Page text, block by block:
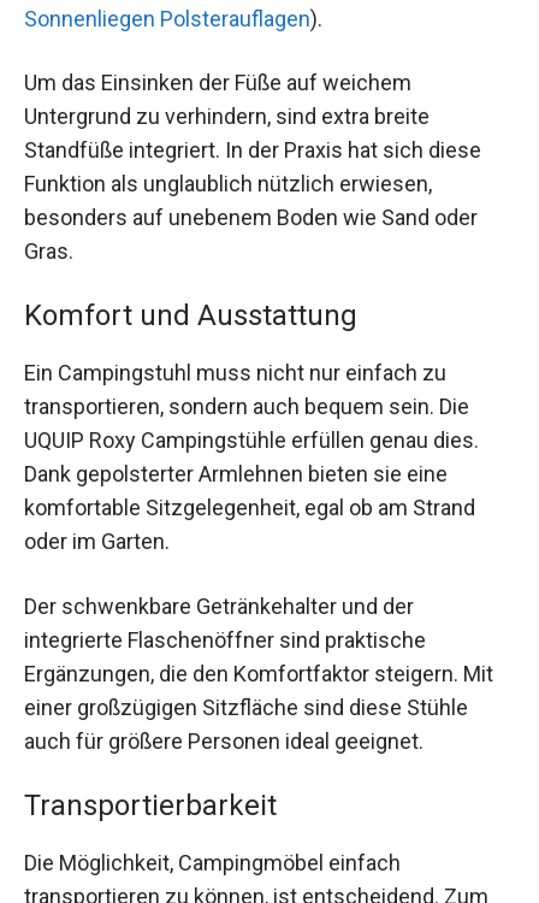
Sonnenliegen Polsterauflagen).
Um das Einsinken der Füße auf weichem
Untergrund zu verhindern, sind extra breite
Standfüße integriert. In der Praxis hat sich diese
Funktion als unglaublich nützlich erwiesen,
besonders auf unebenem Boden wie Sand oder
Gras.
Komfort und Ausstattung
Ein Campingstuhl muss nicht nur einfach zu
transportieren, sondern auch bequem sein. Die
UQUIP Roxy Campingstühle erfüllen genau dies.
Dank gepolsterter Armlehnen bieten sie eine
komfortable Sitzgelegenheit, egal ob am Strand
oder im Garten.
Der schwenkbare Getränkehalter und der
integrierte Flaschenöffner sind praktische
Ergänzungen, die den Komfortfaktor steigern. Mit
einer großzügigen Sitzfläche sind diese Stühle
auch für größere Personen ideal geeignet.
Transportierbarkeit
Die Möglichkeit, Campingmöbel einfach
transportieren zu können, ist entscheidend. Zum